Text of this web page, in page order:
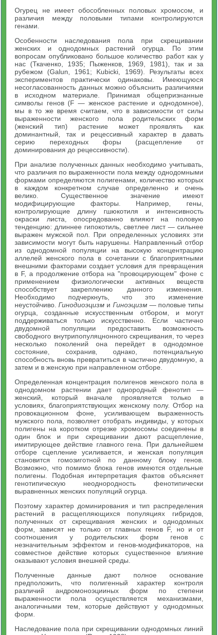
Огурец не имеет обособленных половых хромосом, и
различия между половыми типами контролируются
генами.
Особенности наследования пола при скрещивании
женских и однодомных растений огурца. По этим
вопросам опубликовано большое количество работ как у
нас (Ткаченко, 1935; Пыженков, 1969, 1981), так и за
рубежом (Galun, 1961; Kubicki, 1969). Результаты всех
экспериментов практически одинаковы. Имеющуюся
несогласованность данных можно объяснить различиями
в исходном материале. Принимая общепризнанные
символы генов (F — женское растение и однодомное),
мы в то же время считаем, что в зависимости от силы
выраженности женского пола родительских форм
(женский тип) растение может проявлять как
доминантный, так и рецессивный характер в давать
серию переходных форы (расщепление от
доминирования до рецессивности).
При анализе полученных данных необходимо учитывать,
что различия по выраженности пола между однодомными
формами определяются полигенами, количество которых
в каждом конкретном случае определенно и очень
велико. Существенное значение имеют
модифицирующие факторы. Например, гены,
контролирующие длину гшюкотиля и интенсивность
окраски листа, опосредованно влияют на половую
тенденцию: длиннее гипокотиль, светлее лист — сильнее
выражен мужской пол. При определенных условиях эти
зависимости могут быть нарушены. Направленный отбор
из однодомной популяции на высокую концентрацию
аллелей женского пола в сочетании с благоприятными
внешними факторами создает условия для превращения
в F, а продолжение отбора на "провоцирующем" фоне с
применением физиологически активных веществ
способствует закреплению данного изменения.
Необходимо подчеркнуть, что это изменение
неустойчиво.Гинодиоэцизм и Гиноэцизм— половые типы
огурца, созданные искусственным отбором, и могут
поддерживаться только искусственно. Если частично
двудомной популяции предоставить возможность
свободного внутрипопуляцнонного скрещивания, то через
несколько поколений она перейдет в однодомное
состояние, сохранив, однако, потенциальную
способность вновь превратиться в частично двудомную, а
затем и в женскую при направленном отборе.
Определенная концентрация полигенов женского пола в
однодомном растении дает однородный фенотип —
женский, который вначале проявляется только в
условиях, благоприятствующих женскому полу. Отбор на
провокационном фоне, усиливающем выраженность
мужского пола, позволяет отобрать индивиды, у которых
полигены на коротком отрезке хромосомы соединены в
один блок и при скрещивании дают расщепление,
имитирующее действие главного гена. При дальнейшем
отборе сцепление усиливается, и женская популяция
становится гомозиготной по данному блоку генов.
Возможно, что помимо блока генов имеются отдельные
полигены. Подобная интерпретация фактов объясняет
генотипическую неоднородность фенотипически
выравненных женских популяций огурца.
Поэтому характер доминирования и тип распределения
растений в расщепляющихся популяциях гибридов,
полученных от скрещивания женских и однодомных
форм, зависят не только от главных генов F, но и от
соотношения у родительских форм генов с
незначительным эффектом и генов-модификаторов, на
совместное действие которых существенное влияние
оказывают условия внешней среды.
Полученные данные дают полное основание
предположить, что полигенный характер контроля
различий андромоноэцииных форм по степени
выраженности пола осуществляется механизмами,
аналогичными тем, которые действуют у однодомных
форм.
Наследование пола при скрещивании однодомных линий